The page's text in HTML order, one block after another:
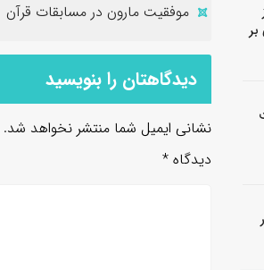
موفقیت مارون در مسابقات قرآن
دیدگاهتان را بنویسید
نشانی ایمیل شما منتشر نخواهد شد.
دیدگاه *